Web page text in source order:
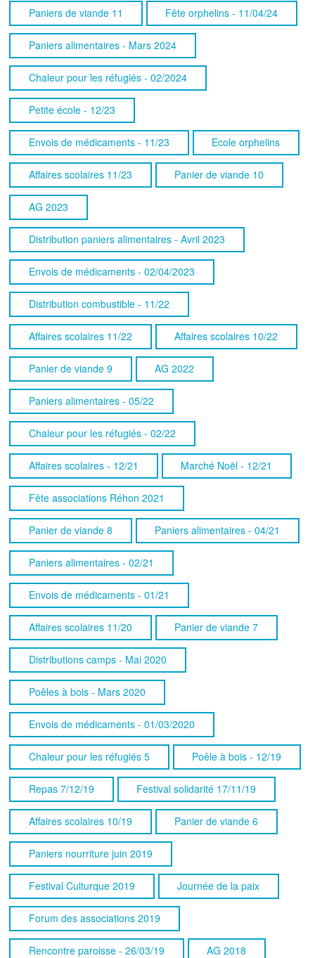
Paniers de viande 11 Fête orphelins - 11/04/24
Paniers alimentaires - Mars 2024
Chaleur pour les réfugiés - 02/2024
Petite école - 12/23
Envois de médicaments - 11/23 Ecole orphelins
Affaires scolaires 11/23 Panier de viande 10
AG 2023
Distribution paniers alimentaires - Avril 2023
Envois de médicaments - 02/04/2023
Distribution combustible - 11/22
Affaires scolaires 11/22 Affaires scolaires 10/22
Panier de viande 9 AG 2022
Paniers alimentaires - 05/22
Chaleur pour les réfugiés - 02/22
Affaires scolaires - 12/21 Marché Noël - 12/21
Fête associations Réhon 2021
Panier de viande 8 Paniers alimentaires - 04/21
Paniers alimentaires - 02/21
Envois de médicaments - 01/21
Affaires scolaires 11/20 Panier de viande 7
Distributions camps - Mai 2020
Poêles à bois - Mars 2020
Envois de médicaments - 01/03/2020
Chaleur pour les réfugiés 5 Poêle à bois - 12/19
Repas 7/12/19 Festival solidarité 17/11/19
Affaires scolaires 10/19 Panier de viande 6
Paniers nourriture juin 2019
Festival Culturque 2019 Journée de la paix
Forum des associations 2019
Rencontre paroisse - 26/03/19 AG 2018